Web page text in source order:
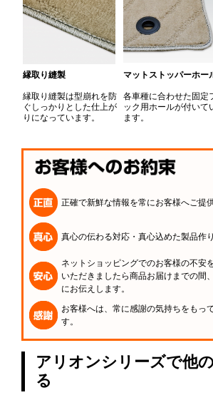
縁取り縫製
縁取り縫製は型崩れを防
ぐしっかりとした仕上が
りになっています。
マットストッパーホー
各車種に合わせた固定
ック用ホールが付いて
ます。
正確で新鮮な情報を常にお客様へご提
真心の伝わる対応・真心込めた製品作
ネットショッピングでのお客様の不安
いただきましたら商品お届けまでの間
にお伝えします。
お客様へは、常に感謝の気持ちをもっ
す。
アリオンシリーズで他
る